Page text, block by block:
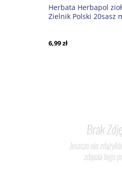
Herbata Herbapol
Zielnik Polski 20sasz
6,99 zł